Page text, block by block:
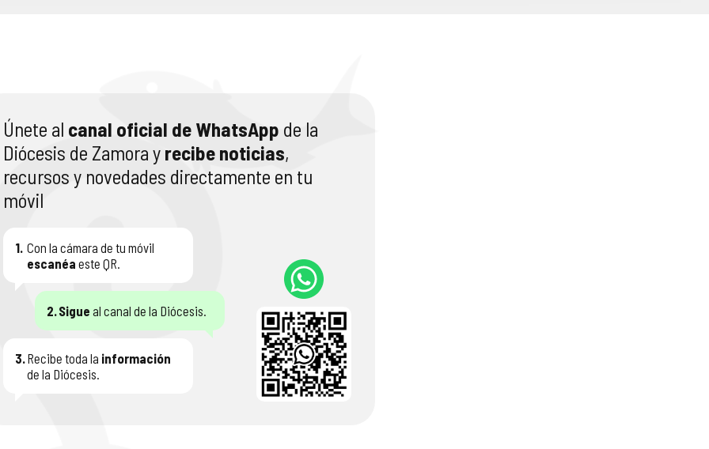
Únete al canal oficial de WhatsApp de la
Diócesis de Zamora y recibe noticias,
recursos y novedades directamente en tu
móvil
1. Con la cámara de tu móvil
escanéa este QR.
2.Sigue al canal de la Diócesis.
3.Recibe toda la información
de la Diócesis.